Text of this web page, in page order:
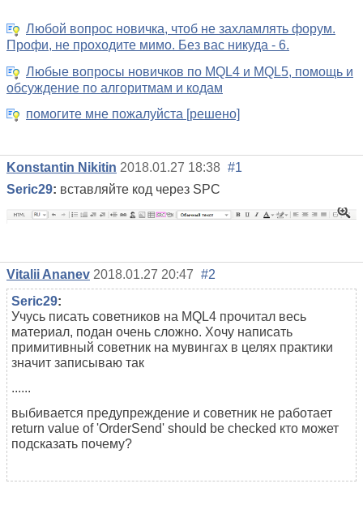
Любой вопрос новичка, чтоб не захламлять форум.
Профи, не проходите мимо. Без вас никуда - 6.
Любые вопросы новичков по MQL4 и MQL5, помощь и
обсуждение по алгоритмам и кодам
помогите мне пожалуйста [решено]
Konstantin Nikitin 2018.01.27 18:38 #1
Seric29: вставляйте код через SPC
Vitalii Ananev 2018.01.27 20:47 #2
Seric29:
Учусь писать советников на MQL4 прочитал весь
материал, подан очень сложно. Хочу написать
примитивный советник на мувингах в целях практики
значит записываю так
......
выбивается предупреждение и советник не работает
return value of 'OrderSend' should be checked кто может
подсказать почему?